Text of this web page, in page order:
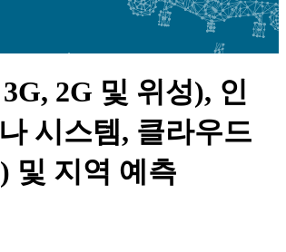
2G 및 위성), 인
시스템, 클라우드
및 지역 예측